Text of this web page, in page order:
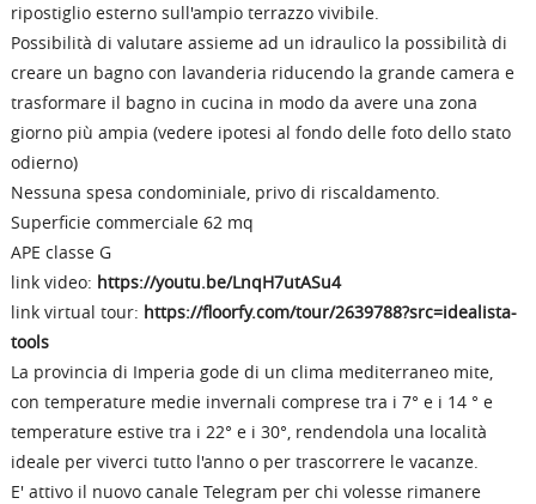
ripostiglio esterno sull'ampio terrazzo vivibile.
Possibilità di valutare assieme ad un idraulico la possibilità di
creare un bagno con lavanderia riducendo la grande camera e
trasformare il bagno in cucina in modo da avere una zona
giorno più ampia (vedere ipotesi al fondo delle foto dello stato
odierno)
Nessuna spesa condominiale, privo di riscaldamento.
Superficie commerciale 62 mq
APE classe G
link video: https://youtu.be/LnqH7utASu4
link virtual tour: https://floorfy.com/tour/2639788?src=idealista-
tools
La provincia di Imperia gode di un clima mediterraneo mite,
con temperature medie invernali comprese tra i 7° e i 14 ° e
temperature estive tra i 22° e i 30°, rendendola una località
ideale per viverci tutto l'anno o per trascorrere le vacanze.
E' attivo il nuovo canale Telegram per chi volesse rimanere